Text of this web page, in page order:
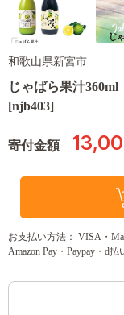
和歌山県新宮市
じゃばら果汁
[njb403]
寄付金額
お支払い方法： VISA・
Amazon Pay・Paypay・d